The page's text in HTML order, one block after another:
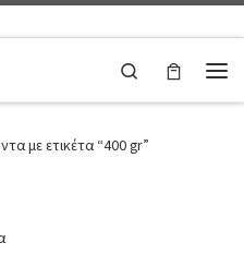
Search
με ετικέτα “400 gr”